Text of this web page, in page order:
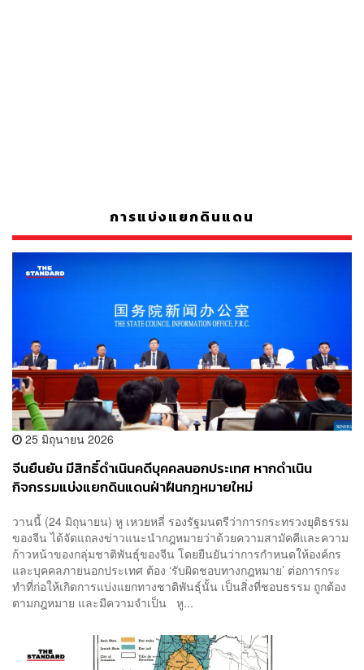
การแบ่งแยกดินแดน
25 มิถุนายน 2026
จีนยืนยัน มีสิทธิ์ดำเนินคดีบุคคลนอกประเทศ หากดำเนิน
กิจกรรมแบ่งแยกดินแดนฝ่าฝืนกฎหมายใหม่
วานนี้ (24 มิถุนายน) หู เหวยหลี่ รองรัฐมนตรีว่าการกระทรวงยุติธรรม
ของจีน ได้จัดแถลงข่าวแนะนำกฎหมายว่าด้วยความสามัคคีและความ
ก้าวหน้าของกลุ่มชาติพันธุ์ของจีน โดยยืนยันว่าการกำหนดให้องค์กร
และบุคคลภายนอกประเทศ ต้อง ‘รับผิดชอบทางกฎหมาย’ ต่อการกระ
ทำที่ก่อให้เกิดการแบ่งแยกทางชาติพันธุ์นั้น เป็นสิ่งที่ชอบธรรม ถูกต้อง
ตามกฎหมาย และมีความจำเป็น หู...